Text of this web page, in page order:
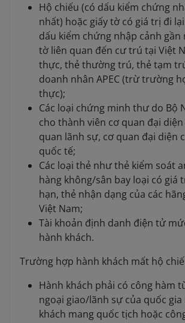
Hộ chiếu (có dấu kiểm chứng
nhất) hoặc giấy tờ có giá trị đi
dấu kiểm chứng nhập cảnh gần
tờ liên quan đến cư trú tại Việt
thực, thẻ thường trú, thẻ tạm
doanh nhân APEC (trừ trường
thực);
Các loại chứng minh thư do Bộ
cho thành viên cơ quan đại
quan lãnh sự, cơ quan đại diện
quốc tế;
Các loại thẻ như thẻ kiểm soát
hàng không/sân bay loại có giá
hạn, thẻ nhận dạng của các
Việt Nam;
Tài khoản định danh điện tử
hành khách.
Trường hợp hành khách mất hộ
Hành khách phải có công hàm
ngoại giao/lãnh sự của quốc gia
khách mang quốc tịch hoặc